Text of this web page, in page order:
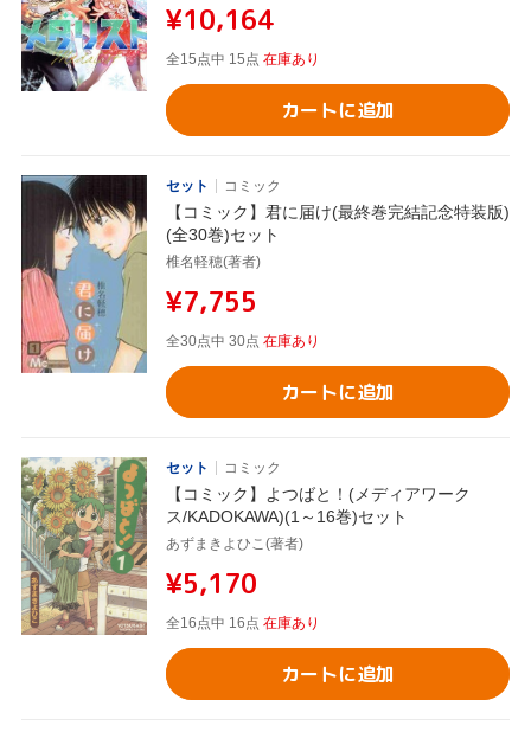
¥10,164
全15点中 15点 在庫あり
カートに追加
セット コミック
【コミック】君に届け(最終巻完結記念特装版)
(全30巻)セット
椎名軽穂(著者)
¥7,755
全30点中 30点 在庫あり
カートに追加
セット コミック
【コミック】よつばと！(メディアワーク
ス/KADOKAWA)(1～16巻)セット
あずまきよひこ(著者)
¥5,170
全16点中 16点 在庫あり
カートに追加